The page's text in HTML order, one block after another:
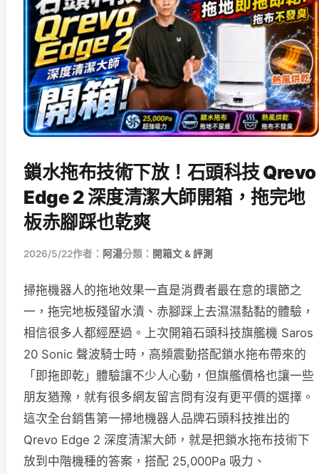
鎖水拖布技術下放！石頭科技 Qrevo
Edge 2 深度清潔大師開箱，拖完地
板赤腳踩也乾爽
2026/5/22作者： 阿湯分類： 開箱文 & 評測
掃拖機器人的拖地效果一直是消費者最在意的環節之
一，拖完地板殘留水漬、赤腳踩上去濕濕黏黏的體驗，
相信很多人都經歷過。上次開箱石頭科技旗艦機 Saros
20 Sonic 聲波騎士時，高頻震動搭配鎖水拖布帶來的
「即拖即乾」體驗讓不少人心動，但旗艦價格也讓一些
朋友猶豫，就有很多網友留言問有沒有更平價的選擇。
這次全台銷售第一掃地機器人品牌石頭科技推出的
Qrevo Edge 2 深度清潔大師，就是把鎖水拖布技術下
放到中階機種的答案，搭配 25,000Pa 吸力、